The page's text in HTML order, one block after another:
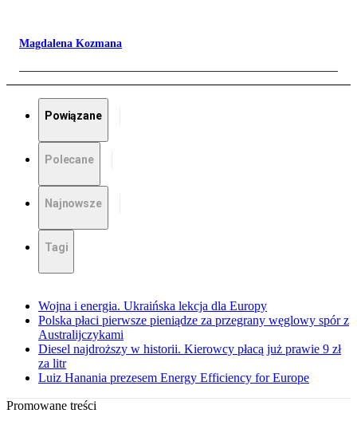
Magdalena Kozmana
Powiązane
Polecane
Najnowsze
Tagi
Wojna i energia. Ukraińska lekcja dla Europy
Polska płaci pierwsze pieniądze za przegrany węglowy spór z
Australijczykami
Diesel najdroższy w historii. Kierowcy płacą już prawie 9 zł
za litr
Luiz Hanania prezesem Energy Efficiency for Europe
Promowane treści